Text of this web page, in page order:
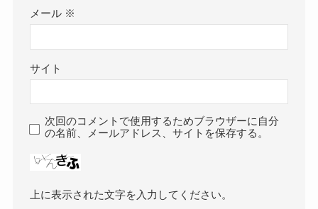
メール ※
サイト
次回のコメントで使用するためブラウザーに自分
の名前、メールアドレス、サイトを保存する。
上に表示された文字を入力してください。